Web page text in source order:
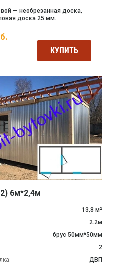
— необрезанная доска,
доска 25 мм.
КУПИТЬ
6м*2,4м
13,8 м²
2.2м
брус 50мм*50мм
2
ДВП